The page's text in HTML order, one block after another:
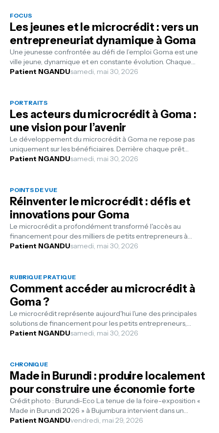
FOCUS
Les jeunes et le microcrédit : vers un
entrepreneuriat dynamique à Goma
Une jeunesse confrontée au défi de l’emploi Goma est une
ville jeune, dynamique et en constante évolution. Chaque
année, des milliers de j...
Patient NGANDUsamedi, mai 30, 2026
PORTRAITS
Les acteurs du microcrédit à Goma :
une vision pour l’avenir
Le développement du microcrédit à Goma ne repose pas
uniquement sur les bénéficiaires. Derrière chaque prêt
accordé, chaque activité financ...
Patient NGANDUsamedi, mai 30, 2026
POINTS DE VUE
Réinventer le microcrédit : défis et
innovations pour Goma
Le microcrédit a profondément transformé l'accès au
financement pour des milliers de petits entrepreneurs à
Goma. Commerçants, agricult...
Patient NGANDUsamedi, mai 30, 2026
RUBRIQUE PRATIQUE
Comment accéder au microcrédit à
Goma ?
Le microcrédit représente aujourd'hui l'une des principales
solutions de financement pour les petits entrepreneurs,
commerçants, ar...
Patient NGANDUsamedi, mai 30, 2026
CHRONIQUE
Made in Burundi : produire localement
pour construire une économie forte
Crédit photo : Burundi-Eco La tenue de la foire-exposition «
Made in Burundi 2026 » à Bujumbura intervient dans un
contexte où les économie...
Patient NGANDUvendredi, mai 29, 2026